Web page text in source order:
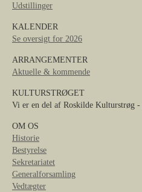
Udstillinger
KALENDER
Se oversigt for 2026
ARRANGEMENTER
Aktuelle & kommende
KULTURSTRØGET
Vi er en del af Roskilde Kulturstrøg -
OM OS
Historie
Bestyrelse
Sekretariatet
Generalforsamling
Vedtægter